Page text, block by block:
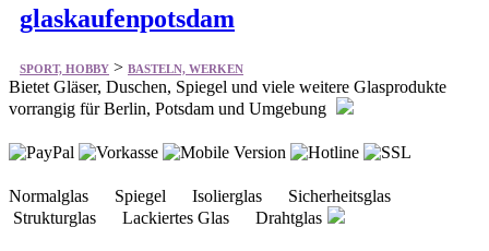
glaskaufenpotsdam
SPORT, HOBBY > BASTELN, WERKEN
Bietet Gläser, Duschen, Spiegel und viele weitere Glasprodukte
vorrangig für Berlin, Potsdam und Umgebung
Normalglas Spiegel Isolierglas Sicherheitsglas
Strukturglas Lackiertes Glas Drahtglas